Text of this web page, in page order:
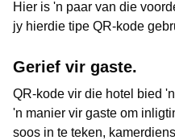
Hier is 'n paar van die
jy hierdie tipe QR-kode
Gerief vir gaste.
QR-kode vir die hotel bied
'n manier vir gaste om
soos in te teken,